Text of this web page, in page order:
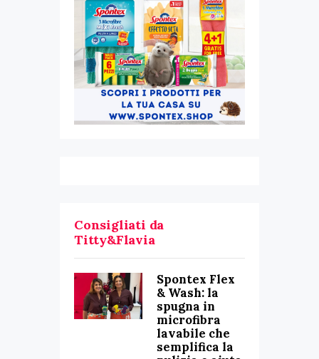
Consigliati da
Titty&Flavia
Spontex Flex
& Wash: la
spugna in
microfibra
lavabile che
semplifica la